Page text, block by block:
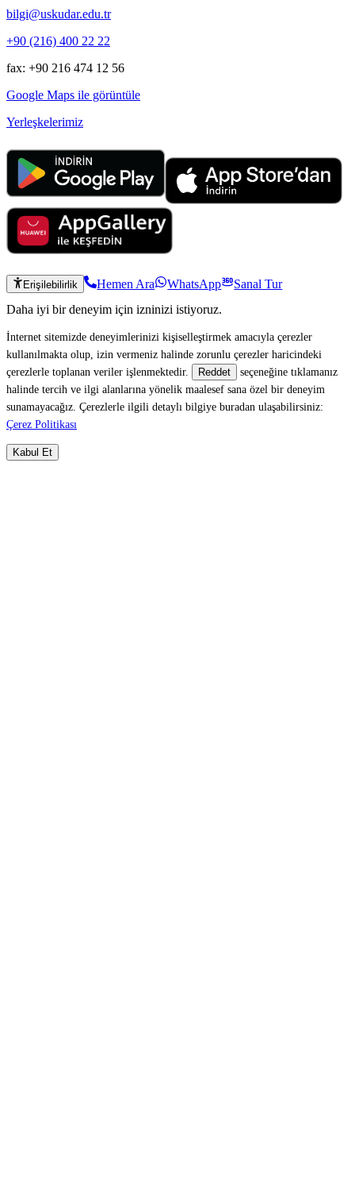
bilgi@uskudar.edu.tr
+90 (216) 400 22 22
fax: +90 216 474 12 56
Google Maps ile görüntüle
Yerleşkelerimiz
Erişilebilirlik Hemen Ara WhatsApp
Sanal Tur
Daha iyi bir deneyim için izninizi istiyoruz.
İnternet sitemizde deneyimlerinizi kişiselleştirmek amacıyla çerezler
kullanılmakta olup, izin vermeniz halinde zorunlu çerezler haricindeki
çerezlerle toplanan veriler işlenmektedir.
Reddet
seçeneğine tıklamanız
halinde tercih ve ilgi alanlarına yönelik maalesef sana özel bir deneyim
sunamayacağız. Çerezlerle ilgili detaylı bilgiye buradan ulaşabilirsiniz:
Çerez Politikası
Kabul Et